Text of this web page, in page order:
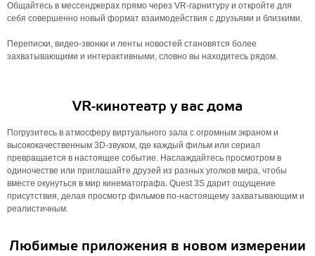
Общайтесь в мессенджерах прямо через VR-гарнитуру и откройте для
себя совершенно новый формат взаимодействия с друзьями и близкими.
Переписки, видео-звонки и ленты новостей становятся более
захватывающими и интерактивными, словно вы находитесь рядом.
VR-кинотеатр у вас дома
Погрузитесь в атмосферу виртуального зала с огромным экраном и
высококачественным 3D-звуком, где каждый фильм или сериал
превращается в настоящее событие. Наслаждайтесь просмотром в
одиночестве или приглашайте друзей из разных уголков мира, чтобы
вместе окунуться в мир кинематографа. Quest 3S дарит ощущение
присутствия, делая просмотр фильмов по-настоящему захватывающим и
реалистичным.
Любимые приложения в новом измерении